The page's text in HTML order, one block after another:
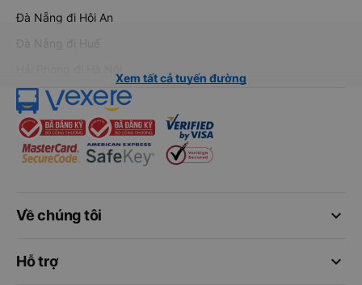
Đà Nẵng đi Hội An
Đà Nẵng đi Huế
Xem tất cả tuyến đường
keyboard_arrow_down
Về chúng tôi
keyboard_arrow_down
Hỗ trợ